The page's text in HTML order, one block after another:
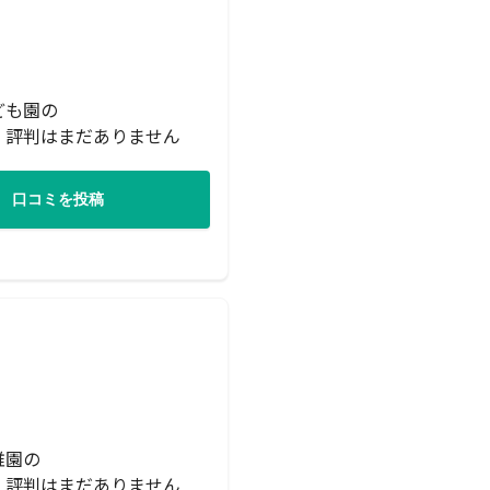
園の
判はまだありません
口コミを投稿
の
判はまだありません